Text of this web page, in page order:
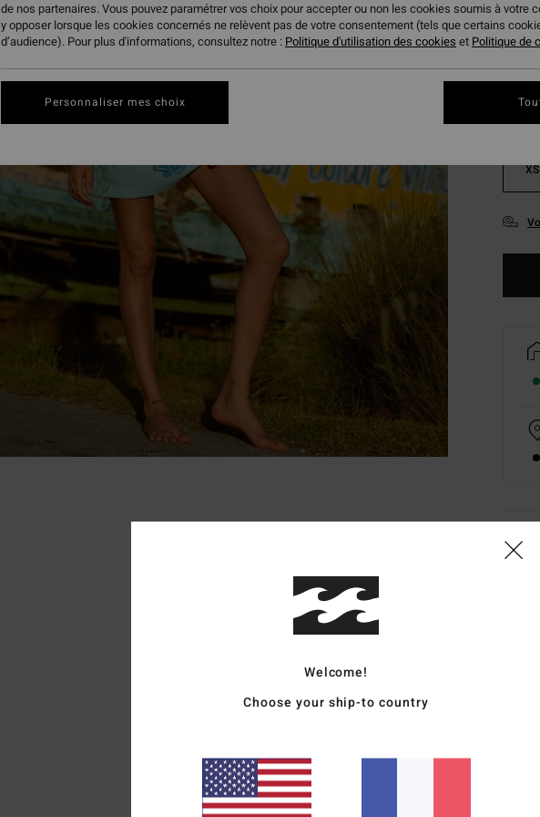
XS
Welcome!
Choose your ship-to country
de nos partenaires. Vous pouvez paramétrer vos choix pour accepter ou non les cookies soumis à votre
y opposer lorsque les cookies concernés ne relèvent pas de votre consentement (tels que certains
d’audience). Pour plus d'informations, consultez notre : Politique d'utilisation des cookies et Politique de
Personnaliser mes choix